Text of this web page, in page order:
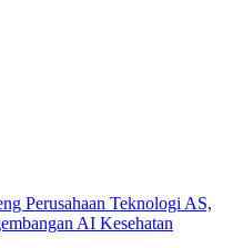
Perusahaan Teknologi AS,
AI Kesehatan